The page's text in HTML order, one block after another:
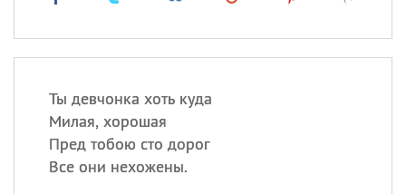
Ты девчонка хоть куда
Милая, хорошая
Пред тобою сто дорог
Все они нехожены.